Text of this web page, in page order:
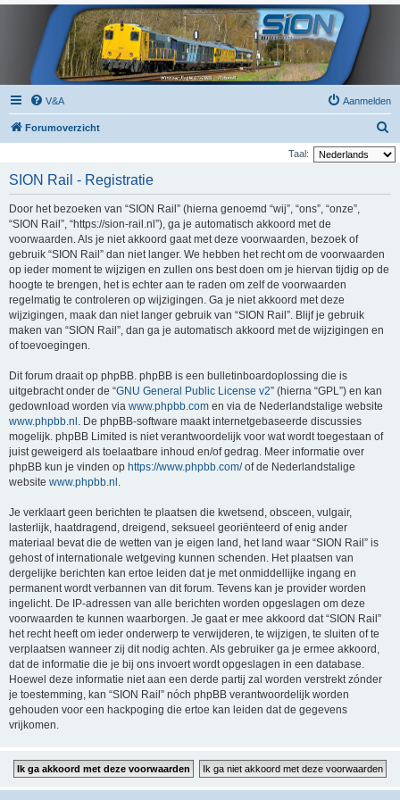
V&A Aanmelden
Forumoverzicht
o
Taal:
SION Rail - Registratie
Door het bezoeken van “SION Rail” (hierna genoemd “wij”, “ons”, “onze”,
“SION Rail”, “https://sion-rail.nl”), ga je automatisch akkoord met de
voorwaarden. Als je niet akkoord gaat met deze voorwaarden, bezoek of
gebruik “SION Rail” dan niet langer. We hebben het recht om de voorwaarden
op ieder moment te wijzigen en zullen ons best doen om je hiervan tijdig op de
hoogte te brengen, het is echter aan te raden om zelf de voorwaarden
regelmatig te controleren op wijzigingen. Ga je niet akkoord met deze
wijzigingen, maak dan niet langer gebruik van “SION Rail”. Blijf je gebruik
maken van “SION Rail”, dan ga je automatisch akkoord met de wijzigingen en
of toevoegingen.
Dit forum draait op phpBB. phpBB is een bulletinboardoplossing die is
uitgebracht onder de “GNU General Public License v2” (hierna “GPL”) en kan
gedownload worden via www.phpbb.com en via de Nederlandstalige website
www.phpbb.nl . De phpBB-software maakt internetgebaseerde discussies
mogelijk. phpBB Limited is niet verantwoordelijk voor wat wordt toegestaan of
juist geweigerd als toelaatbare inhoud en/of gedrag. Meer informatie over
phpBB kun je vinden op https://www.phpbb.com/of de Nederlandstalige
website www.phpbb.nl
Je verklaart geen berichten te plaatsen die kwetsend, obsceen, vulgair,
lasterlijk, haatdragend, dreigend, seksueel georiënteerd of enig ander
materiaal bevat die de wetten van je eigen land, het land waar “SION Rail” is
gehost of internationale wetgeving kunnen schenden. Het plaatsen van
dergelijke berichten kan ertoe leiden dat je met onmiddellijke ingang en
permanent wordt verbannen van dit forum. Tevens kan je provider worden
ingelicht. De IP-adressen van alle berichten worden opgeslagen om deze
voorwaarden te kunnen waarborgen. Je gaat er mee akkoord dat “SION Rail”
het recht heeft om ieder onderwerp te verwijderen, te wijzigen, te sluiten of te
verplaatsen wanneer zij dit nodig achten. Als gebruiker ga je ermee akkoord,
dat de informatie die je bij ons invoert wordt opgeslagen in een database.
Hoewel deze informatie niet aan een derde partij zal worden verstrekt zónder
je toestemming, kan “SION Rail” nóch phpBB verantwoordelijk worden
gehouden voor een hackpoging die ertoe kan leiden dat de gegevens
vrijkomen.